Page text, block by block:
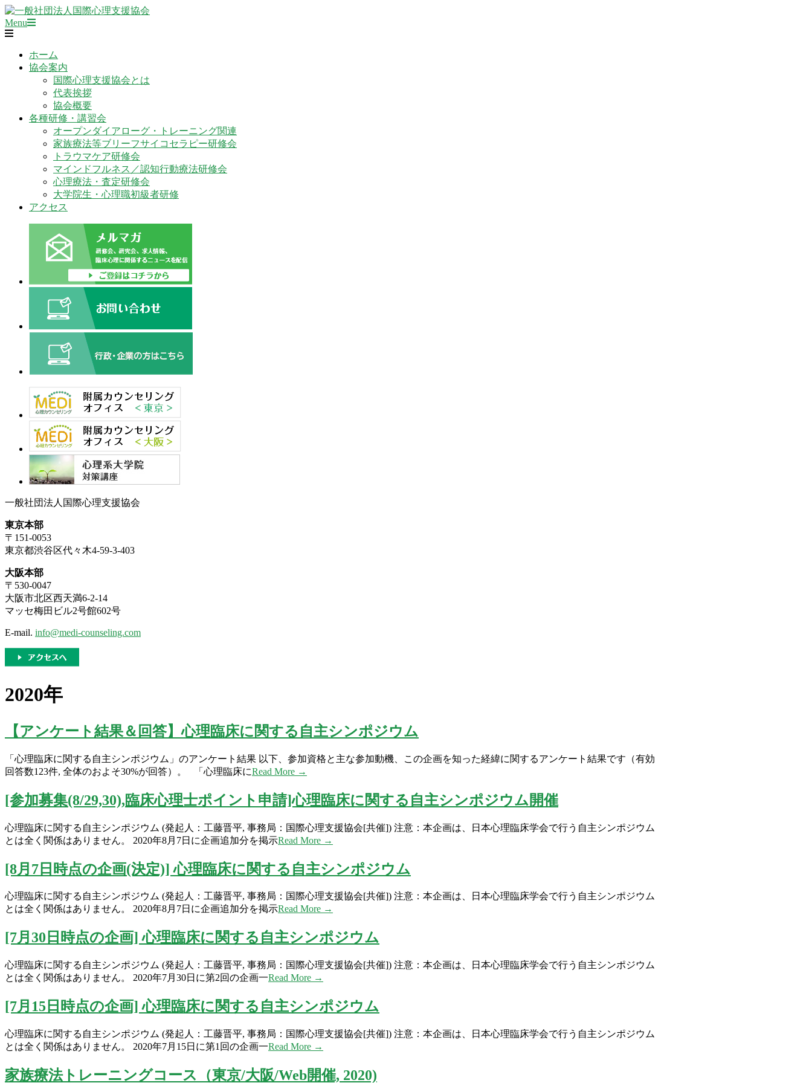
Skip
to
content
一
般
Primary
Navigation
Menu
ホーム
協会案内
国際心理支援協会とは
代表挨拶
協会概要
各種研修・講習会
オープンダイアローグ・トレーニング関連
家族療法等ブリーフサイコセラピー研修会
トラウマケア研修会
マインドフルネス／認知行動療法研修会
心理療法・査定研修会
大学院生・心理職初級者研修
アクセス
一般社団法人国際心理支援協会
東京本部
〒151-0053
東京都渋谷区代々木4-59-3-403
大阪本部
〒530-0047
大阪市北区西天満6-2-14
マッセ梅田ビル2号館602号
E-mail. info@medi-counseling.com
2020年
【アンケート結果＆回答】心理臨床に関する自主シンポジウム
「心理臨床に関する自主シンポジウム」のアンケート結果 以下、参加資格と主な参加動機、この企画を知った経緯に関するアンケート結果です（有効
回答数123件, 全体のおよそ30%が回答）。 「心理臨床にRead More →
[参加募集(8/29,30),臨床心理士ポイント申請]心理臨床に関する自主シンポジウム開催
心理臨床に関する自主シンポジウム (発起人：工藤晋平, 事務局：国際心理支援協会[共催]) 注意：本企画は、日本心理臨床学会で行う自主シンポジウム
とは全く関係はありません。 2020年8月7日に企画追加分を掲示Read More →
[8月7日時点の企画(決定)] 心理臨床に関する自主シンポジウム
心理臨床に関する自主シンポジウム (発起人：工藤晋平, 事務局：国際心理支援協会[共催]) 注意：本企画は、日本心理臨床学会で行う自主シンポジウム
とは全く関係はありません。 2020年8月7日に企画追加分を掲示Read More →
[7月30日時点の企画] 心理臨床に関する自主シンポジウム
心理臨床に関する自主シンポジウム (発起人：工藤晋平, 事務局：国際心理支援協会[共催]) 注意：本企画は、日本心理臨床学会で行う自主シンポジウム
とは全く関係はありません。 2020年7月30日に第2回の企画一Read More →
[7月15日時点の企画] 心理臨床に関する自主シンポジウム
心理臨床に関する自主シンポジウム (発起人：工藤晋平, 事務局：国際心理支援協会[共催]) 注意：本企画は、日本心理臨床学会で行う自主シンポジウム
とは全く関係はありません。 2020年7月15日に第1回の企画一Read More →
家族療法トレーニングコース（東京/大阪/Web開催, 2020)